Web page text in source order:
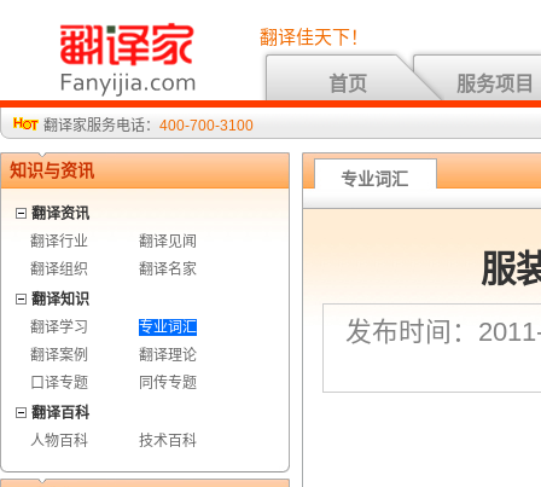
翻译佳天下！
首页 服务项目
翻译家服务电话： 400-700-3100
知识与资讯
翻译资讯
翻译行业
翻译见闻
翻译组织
翻译名家
翻译知识
翻译学习
专业词汇
翻译案例
翻译理论
口译专题
同传专题
翻译百科
人物百科
技术百科
专业词汇
服
发布时间：